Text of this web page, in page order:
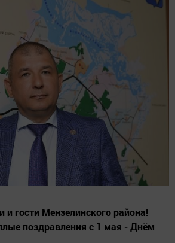
гости Мензелинского района!
поздравления с 1 мая - Днём